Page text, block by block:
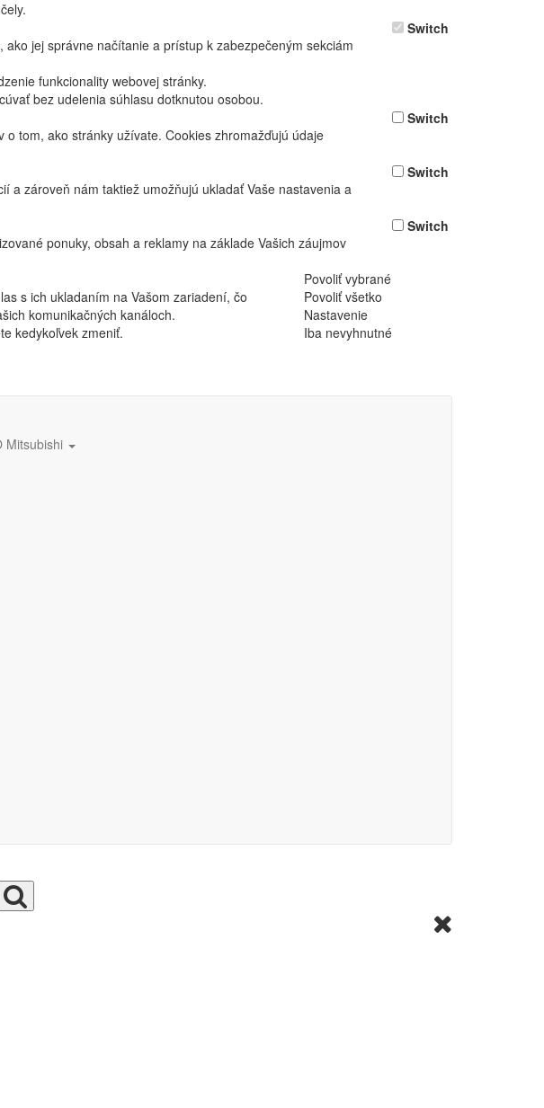
jej správne načítanie a prístup k zabezpečeným sekciám
funkcionality webovej stránky.
bez udelenia súhlasu dotknutou osobou.
Switch
tom, ako stránky užívate. Cookies zhromažďujú údaje
Switch
a zároveň nám taktiež umožňujú ukladať Vaše nastavenia a
Switch
ponuky, obsah a reklamy na základe Vašich záujmov
Switch
Povoliť vybrané
s ich ukladaním na Vašom zariadení, čo
komunikačných kanáloch.
kedykoľvek zmeniť.
Povoliť všetko
Nastavenie
Iba nevyhnutné
Mitsubishi